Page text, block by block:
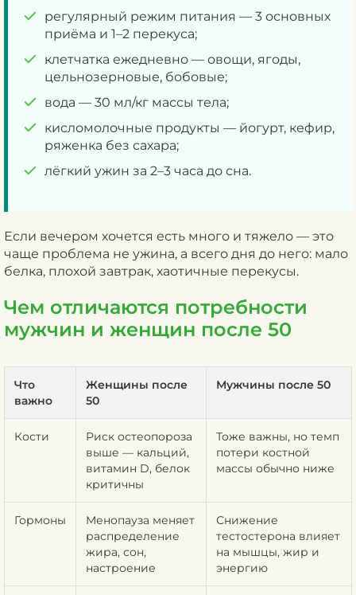
регулярный режим питания — 3 основных
приёма и 1–2 перекуса;
клетчатка ежедневно — овощи, ягоды,
цельнозерновые, бобовые;
вода — 30 мл/кг массы тела;
кисломолочные продукты — йогурт, кефир,
ряженка без сахара;
лёгкий ужин за 2–3 часа до сна.
Если вечером хочется есть много и тяжело — это
чаще проблема не ужина, а всего дня до него: мало
белка, плохой завтрак, хаотичные перекусы.
Чем отличаются потребности
мужчин и женщин после 50
Что
важно
Женщины после
50
Мужчины после 50
Кости
Риск остеопороза
выше — кальций,
витамин D, белок
критичны
Тоже важны, но темп
потери костной
массы обычно ниже
Гормоны
Менопауза меняет
распределение
жира, сон,
настроение
Снижение
тестостерона влияет
на мышцы, жир и
энергию